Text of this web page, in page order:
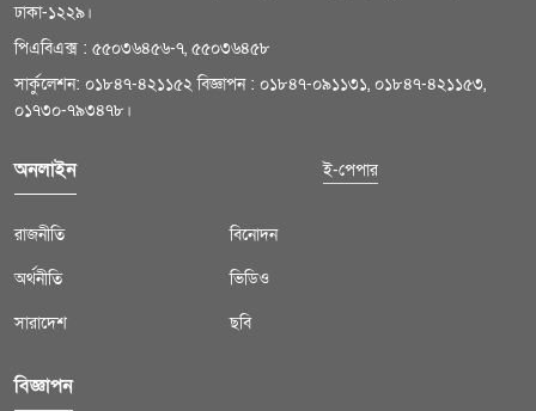
ঢাকা-১২২৯।
পিএবিএক্স : ৫৫০৩৬৪৫৬-৭, ৫৫০৩৬৪৫৮
সার্কুলেশন: ০১৮৪৭-৪২১১৫২ বিজ্ঞাপন : ০১৮৪৭-০৯১১৩১, ০১৮৪৭-৪২১১৫৩,
০১৭৩০-৭৯৩৪৭৮।
অনলাইন ই-পেপার
রাজনীতি
অর্থনীতি
সারাদেশ
বিনোদন
ভিডিও
ছবি
বিজ্ঞাপন